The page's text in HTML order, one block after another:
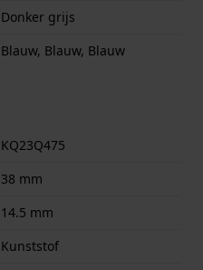
Donker grijs
Blauw, Blauw, Blauw
KQ23Q475
38 mm
14.5 mm
Kunststof